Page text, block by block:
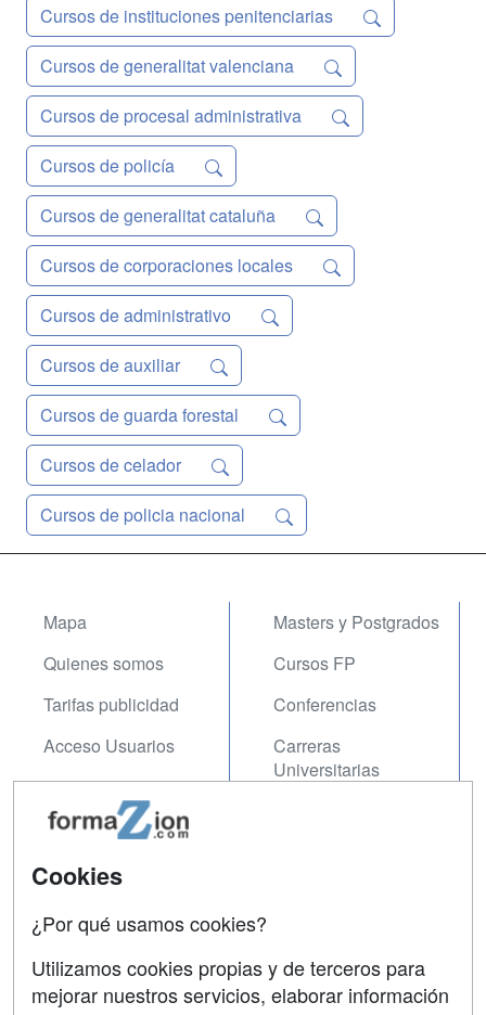
Cursos de instituciones penitenciarias
Cursos de generalitat valenciana
Cursos de procesal administrativa
Cursos de policía
Cursos de generalitat cataluña
Cursos de corporaciones locales
Cursos de administrativo
Cursos de auxiliar
Cursos de guarda forestal
Cursos de celador
Cursos de policia nacional
Mapa
Quienes somos
Tarifas publicidad
Acceso Usuarios
Acceso Centros
Masters y Postgrados
Cursos FP
Conferencias
Carreras
Universitarias
Contactar
Confidencialidad
Aviso legal
Copyleft
Cookies
¿Por qué usamos cookies?
Utilizamos cookies propias y de terceros para
mejorar nuestros servicios, elaborar información